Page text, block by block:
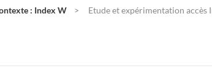
: Index W Etude et expérimentation accès